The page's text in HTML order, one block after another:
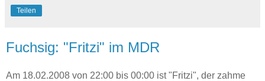
Teilen
Fuchsig: "Fritzi" im MDR
Am 18.02.2008 von 22:00 bis 00:00 ist "Fritzi", der zahme